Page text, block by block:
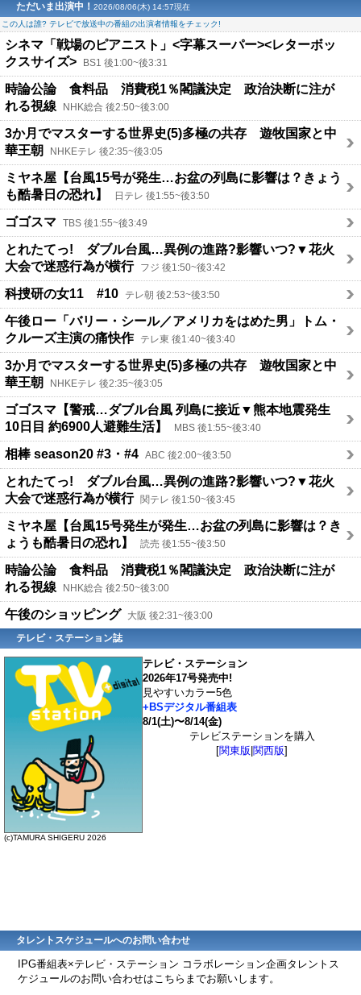
ただいま出演中！ 2026/08/06(木) 14:57現在
この人は誰? テレビで放送中の番組の出演者情報をチェック!
シネマ「戦場のピアニスト」<字幕スーパー><レターボッ
クスサイズ>
BS1 後1:00~後3:31
時論公論 食料品 消費税1％閣議決定 政治決断に注が
れる視線
NHK総合 後2:50~後3:00
3か月でマスターする世界史(5)多極の共存 遊牧国家と中
華王朝
NHKEテレ 後2:35~後3:05
ミヤネ屋【台風15号が発生…お盆の列島に影響は？きょう
も酷暑日の恐れ】
日テレ 後1:55~後3:50
ゴゴスマ TBS 後1:55~後3:49
とれたてっ! ダブル台風…異例の進路?影響いつ?▼花火
大会で迷惑行為が横行
フジ 後1:50~後3:42
科捜研の女11 #10 テレ朝 後2:53~後3:50
午後ロー「バリー・シール／アメリカをはめた男」トム・
クルーズ主演の痛快作
テレ東 後1:40~後3:40
3か月でマスターする世界史(5)多極の共存 遊牧国家と中
華王朝
NHKEテレ 後2:35~後3:05
ゴゴスマ【警戒…ダブル台風 列島に接近▼熊本地震発生
10日目 約6900人避難生活】
MBS 後1:55~後3:40
相棒 season20 #3・#4 ABC 後2:00~後3:50
とれたてっ! ダブル台風…異例の進路?影響いつ?▼花火
大会で迷惑行為が横行
関テレ 後1:50~後3:45
ミヤネ屋【台風15号発生が発生…お盆の列島に影響は？き
ょうも酷暑日の恐れ】
読売 後1:55~後3:50
時論公論 食料品 消費税1％閣議決定 政治決断に注が
れる視線
NHK総合 後2:50~後3:00
午後のショッピング
大阪 後2:31~後3:00
テレビ・ステーション誌
(c)TAMURA SHIGERU 2026
テレビ・ステーション
2026年17号発売中!
見やすいカラー5色
+BSデジタル番組表
8/1(土)〜8/14(金)
テレビステーションを購入
[関東版 関西版]
タレントスケジュールへのお問い合わせ
IPG番組表×テレビ・ステーション コラボレーション企画タレントス
ケジュールのお問い合わせはこちらまでお願いします。